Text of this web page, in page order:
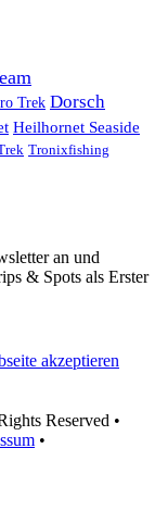
Trek Dorsch
Heilhornet Seaside
Tronixfishing
an und
& Spots als Erster
akzeptieren
Reserved •
•